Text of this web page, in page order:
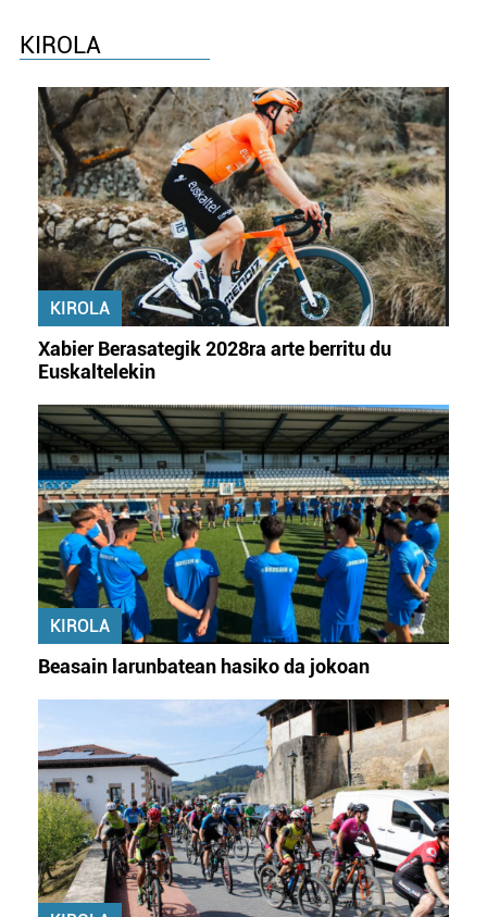
KIROLA
KIROLA
Xabier Berasategik 2028ra arte berritu du
Euskaltelekin
KIROLA
Beasain larunbatean hasiko da jokoan